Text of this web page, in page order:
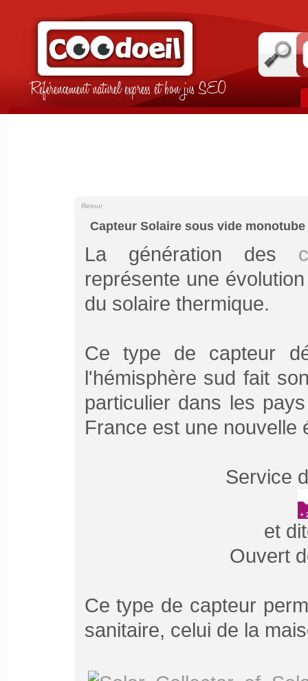
Référencement naturel express et bon jus SEO
Capteur Solaire sous vide monotube
Retour
La génération des
représente une
du solaire thermique.
Ce type de capteur
l'hémisphère sud fait
particulier dans les
France est une nouvelle
Service
et
Ouvert
Ce type de capteur
sanitaire, celui de la